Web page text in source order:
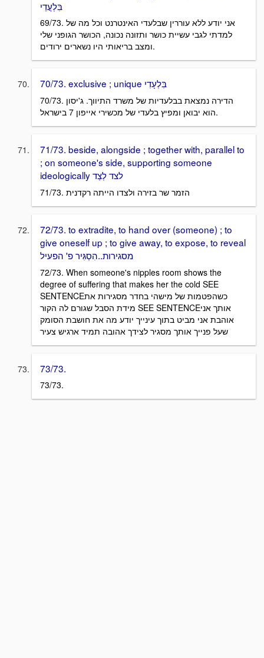
בִּלְעֲדֵי
69/73. אני יודע ללא עוררין שבלעדי האינטרנט וכל מה של
למדתי לגבי עשיית כושר ותזונה נכונה, הכושר הגופני שלי
ומצב בריאותי היו נשארים ירודים.
70/73. הדירה נמצאת בבלעדיות של משרד התיווך. ג'יסון
הוא יבואן ומפיץ בלעדי של מכשירי אייפון 7 בישראל.
71/73. beside, alongside ; together with, parallel to
; on someone's side, supporting someone
ideologically לצד לְצַד
71/73. הזמר שר בזירה ולצדו הייתה רקדנית
72/73. to extradite, to hand over (someone) ; to
give oneself up ; to give away, to expose, to reveal
מסגירות..הִסְגִּיר פ' הפעיל
72/73. When someone's nipples room shows the
degree of suffering that makes her the cold SEE
SENTENCEכשהפטמות של מישהי בחדר מסגירות את
מידת הסבל שגורם לה הקור SEE SENTENCEאותך אני
אוהבת אני מביט בתוך עינייך יודע מה את חושבת הסומק
שעל פנייך אותך מסגיר לצידך אהובה תמיד ארגיש צעיר
73/73.
73/73.